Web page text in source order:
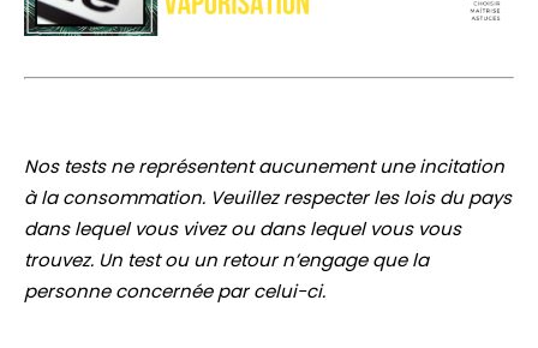
Nos tests ne représentent aucunement une incitation
à la consommation. Veuillez respecter les lois du pays
dans lequel vous vivez ou dans lequel vous vous
trouvez. Un test ou un retour n’engage que la
personne concernée par celui-ci.